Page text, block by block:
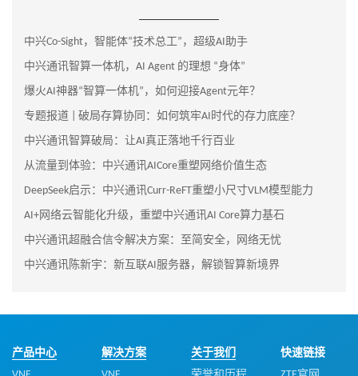
中兴Co-Sight，智能体“技术总工”，超级AI助手
中兴通讯智算一体机，AI Agent 的理想 “身体”
爆火AI神器“智算一体机”，如何迎接Agent元年？
专题报道 | 破局存算协同：如何筑牢AI时代的存力底座？
中兴通讯智算破局：让AI真正落地千行百业
从流量到体验：中兴通讯AICore重塑网络价值生态
DeepSeek启示：中兴通讯Curr-ReFT重塑小尺寸VLM模型能力
AI+网络云智能化升级，重塑中兴通讯AI Core算力基石
中兴通讯超融合信令解决方案：至简安全，网络无忧
中兴通讯陈新宇：新互联AI服务器，解锁智算新境界
产品中心
解决方案
关于我们
快速链接